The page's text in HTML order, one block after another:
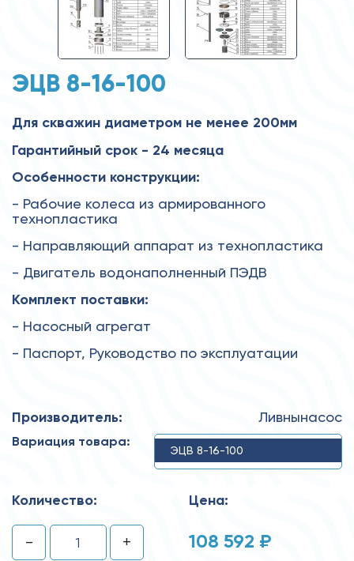
ЭЦВ 8-16-100
Для скважин диаметром не менее 200мм
Гарантийный срок - 24 месяца
Особенности конструкции:
- Рабочие колеса из армированного
технопластика
- Направляющий аппарат из технопластика
- Двигатель водонаполненный ПЭДВ
Комплект поставки:
- Насосный агрегат
- Паспорт, Руководство по эксплуатации
Производитель: Ливнынасос
Вариация товара:
ЭЦВ 8-16-100
Количество:
- +
Цена:
108 592 ₽